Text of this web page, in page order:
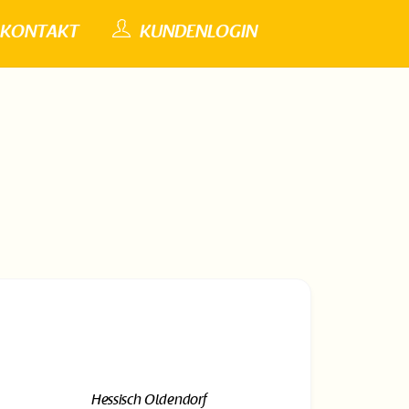
KONTAKT KUNDENLOGIN
Hessisch Oldendorf